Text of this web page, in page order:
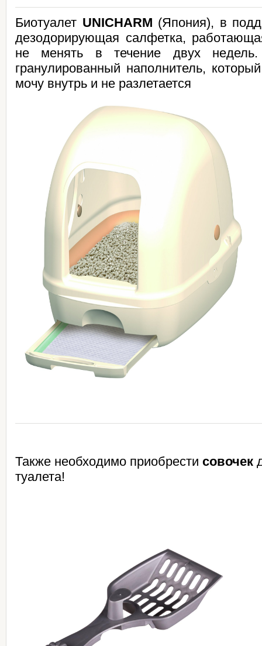
Биотуалет UNICHARM (Япония), в
дезодорирующая салфетка,
не менять в течение двух
гранулированный наполнитель,
мочу внутрь и не разлетается
Также необходимо приобрести совочек
туалета!